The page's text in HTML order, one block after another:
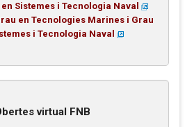
Sistemes i Tecnologia Naval
en Tecnologies Marines i Grau
i Tecnologia Naval
virtual FNB